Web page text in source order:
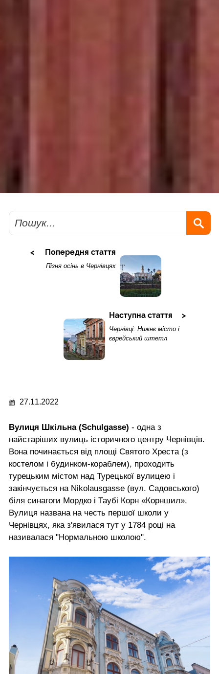
Пошук
Попередня стаття
Пізня осінь в Чернівцях
Наступна стаття
Чернівці: Нижнє місто і
єврейський штетл
27.11.2022
Вулиця Шкільна (Schulgasse) - одна з
найстаріших вулиць історичного центру Чернівців.
Вона починається від площі Святого Хреста (з
костелом і будинком-кораблем), проходить
турецьким містом над Турецької вулицею і
закінчується на Nikolausgasse (вул. Садовського)
біля синагоги Мордко і Таубі Корн «Корншил».
Вулиця названа на честь першої школи у
Чернівцях, яка з'явилася тут у 1784 році на
називалася "Нормальною школою".